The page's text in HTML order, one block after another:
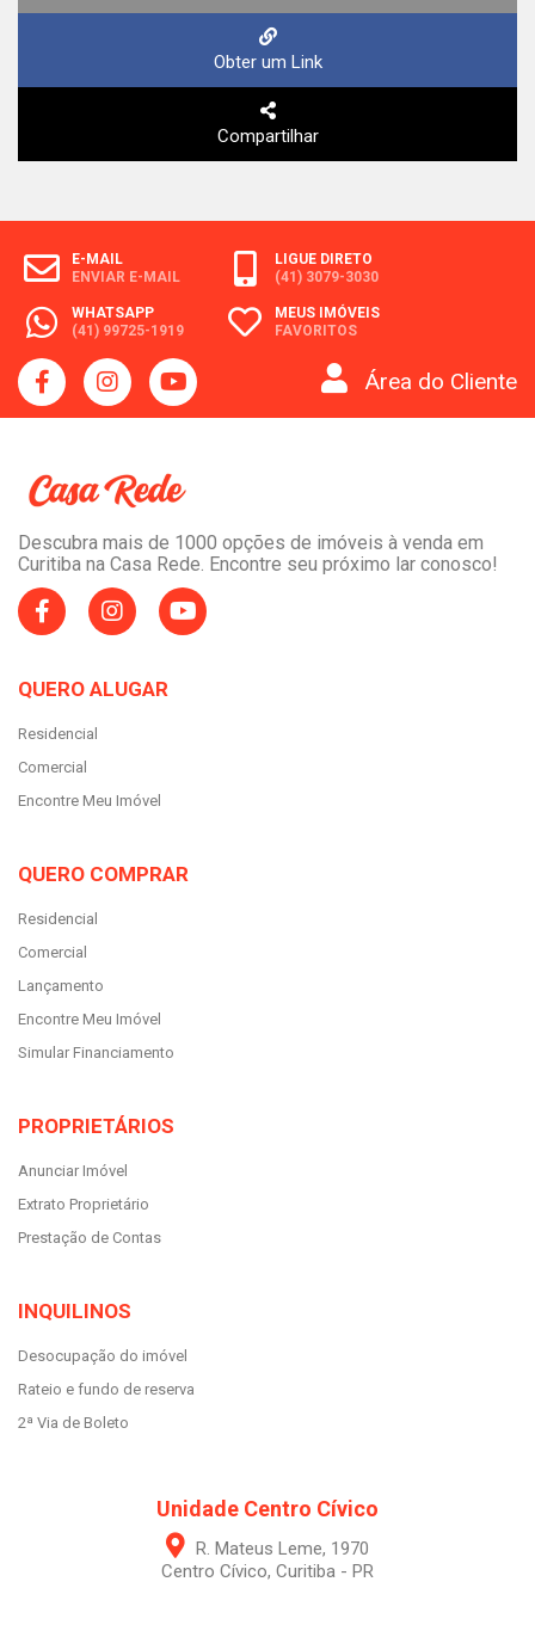
Obter um Link
Compartilhar
E-MAIL
ENVIAR E-MAIL
LIGUE DIRETO
(41) 3079-3030
WHATSAPP
(41) 99725-1919
MEUS IMÓVEIS
FAVORITOS
Área do Cliente
Descubra mais de 1000 opções de imóveis à venda em
Curitiba na Casa Rede. Encontre seu próximo lar conosco!
QUERO ALUGAR
Residencial
Comercial
Encontre Meu Imóvel
QUERO COMPRAR
Residencial
Comercial
Lançamento
Encontre Meu Imóvel
Simular Financiamento
PROPRIETÁRIOS
Anunciar Imóvel
Extrato Proprietário
Prestação de Contas
INQUILINOS
Desocupação do imóvel
Rateio e fundo de reserva
2ª Via de Boleto
Unidade Centro Cívico
R. Mateus Leme, 1970
Centro Cívico, Curitiba - PR